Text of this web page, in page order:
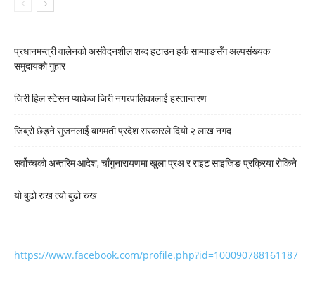
प्रधानमन्त्री वालेनको असंवेदनशील शब्द हटाउन हर्क साम्पाङसँग अल्पसंख्यक
समुदायको गुहार
जिरी हिल स्टेसन प्याकेज जिरी नगरपालिकालाई हस्तान्तरण
जिब्रो छेड्ने सुजनलाई बागमती प्रदेश सरकारले दियो २ लाख नगद
सर्वोच्चको अन्तरिम आदेश, चाँगुनारायणमा खुला प्रअ र राइट साइजिङ प्रक्रिया रोकिने
यो बुढो रुख त्यो बुढो रुख
https://www.facebook.com/profile.php?id=100090788161187